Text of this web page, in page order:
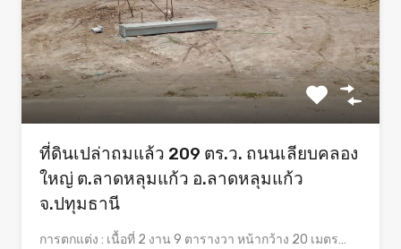
ที่ดินเปล่าถมแล้ว 209 ตร.ว. ถนนเลียบคลอง
ใหญ่ ต.ลาดหลุมแก้ว อ.ลาดหลุมแก้ว
จ.ปทุมธานี
การตกแต่ง : เนื้อที่ 2 งาน 9 ตารางวา หน้ากว้าง 20 เมตร…